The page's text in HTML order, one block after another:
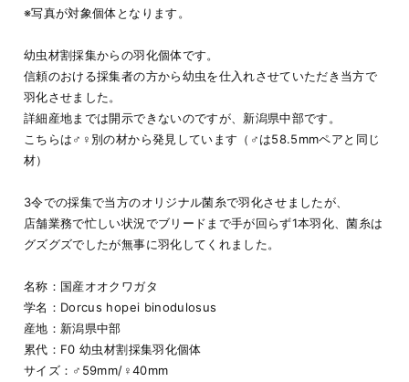
※写真が対象個体となります。
幼虫材割採集からの羽化個体です。
信頼のおける採集者の方から幼虫を仕入れさせていただき当方で
羽化させました。
詳細産地までは開示できないのですが、新潟県中部です。
こちらは♂♀別の材から発見しています（♂は58.5mmペアと同じ
材）
3令での採集で当方のオリジナル菌糸で羽化させましたが、
店舗業務で忙しい状況でブリードまで手が回らず1本羽化、菌糸は
グズグズでしたが無事に羽化してくれました。
名称：国産オオクワガタ
学名：Dorcus hopei binodulosus
産地：新潟県中部
累代：F0 幼虫材割採集羽化個体
サイズ：♂59mm/♀40mm